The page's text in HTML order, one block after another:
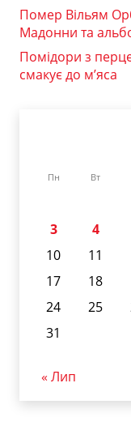
Помер Вільям
Мадонни та
Помідори з
смакує до м’яса
Пн Вт
3
4
10
11
17
18
24
25
31
« Лип